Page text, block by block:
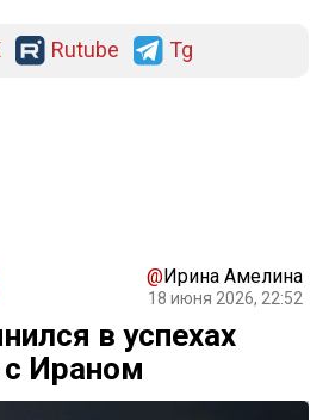
Rutube Tg
@Ирина Амелина
18 июня 2026, 22:52
в успехах
Ираном